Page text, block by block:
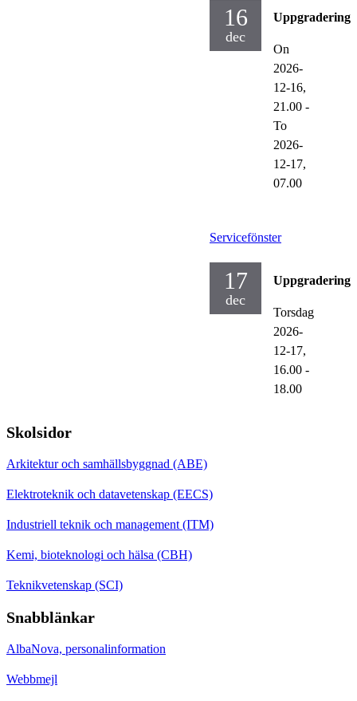
16
dec
On
2026-
12-16,
21.00 -
To
2026-
12-17,
07.00
Servicefönster
17
dec
Torsdag
2026-
12-17,
16.00 -
18.00
Skolsidor
Arkitektur och samhällsbyggnad (ABE)
Elektroteknik och datavetenskap (EECS)
Industriell teknik och management (ITM)
Kemi, bioteknologi och hälsa (CBH)
Teknikvetenskap (SCI)
Snabblänkar
AlbaNova, personalinformation
Webbmejl